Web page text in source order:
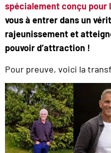
spécialement conçu pour
vous à entrer dans un
rajeunissement et
pouvoir d’attraction !
Pour preuve, voici la